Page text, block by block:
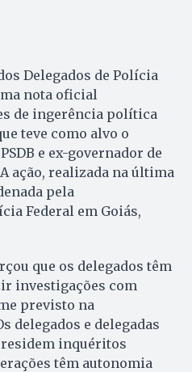
Delegados de Polícia
nota oficial
de ingerência política
teve como alvo o
e ex-governador de
ação, realizada na última
pela
Federal em Goiás,
que os delegados têm
investigações com
previsto na
delegados e delegadas
inquéritos
têm autonomia